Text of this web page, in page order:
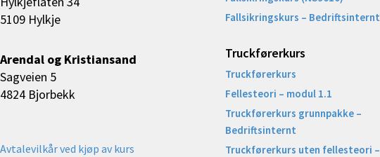
5109 Hylkje
Arendal og Kristiansand
Sagveien 5
4824 Bjorbekk
Avtalevilkår ved kjøp av kurs
Fallsikringskurs – Bedriftsinternt
Truckførerkurs
Truckførerkurs
Fellesteori – modul 1.1
Truckførerkurs grunnpakke –
Bedriftsinternt
Truckførerkurs uten fellesteori –